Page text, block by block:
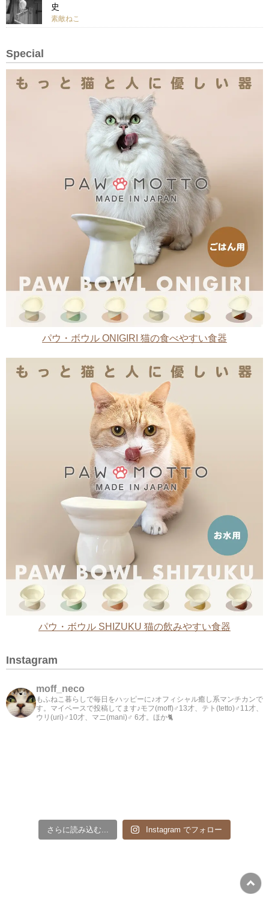
史
素敵ねこ
Special
パウ・ボウル ONIGIRI 猫の食べやすい食器
パウ・ボウル SHIZUKU 猫の飲みやすい食器
Instagram
moff_neco
もふねこ暮らしで毎日をハッピーに♪オフィシャル癒し系マンチカンで
す。マイペースで投稿してます♪モフ(moff)♂13才、テト(tetto)♂11才、
ウリ(uri)♂10才、マニ(mani)♂ 6才。ほか🐈
さらに読み込む... Instagram でフォロー